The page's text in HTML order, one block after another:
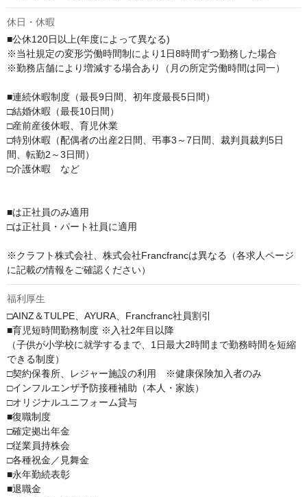
休日・休暇
■公休120日以上(年度によって異なる)
※当社規定の変形労働時間制により1日8時間ずつ勤務した場合
※勤務店舗により増減する場合あり（月の所定労働時間は同一）
■連続休暇制度（最長9日間、初年度最長5日間）
□結婚休暇（最長10日間）
□産前産後休暇、育児休業
□特別休暇（配偶者の出産2日間、弔事3～7日間、裁判員裁判5日
間、転勤2～3日間）
□介護休暇　など
■は正社員のみ適用
□は正社員・パート社員に適用
※クラフト株式会社、株式会社Francfrancは異なる（各求人ページ
に記載の情報をご確認ください）
福利厚生
□AINZ＆TULPE、AYURA、Francfranc社員割引
■育児短時間勤務制度 ※入社2年目以降
（子供が小学校に就学するまで、1日最大2時間まで勤務時間を短縮
できる制度）
□契約保養所、レジャー施設の利用　※健康保険加入者のみ
□インフルエンザ予防接種補助（本人・家族）
□オリジナルユニフォーム貸与
■復職制度
□確定拠出年金
□従業員持株会
□各種祝金／見舞金
■永年勤続表彰
■退職金